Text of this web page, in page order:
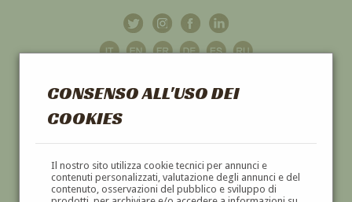
CONSENSO ALL'USO DEI
COOKIES
Il nostro sito utilizza cookie tecnici per annunci e
contenuti personalizzati, valutazione degli annunci e del
contenuto, osservazioni del pubblico e sviluppo di
GALLERIAD'ARTE